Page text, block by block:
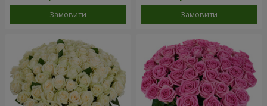
Замовити Замовити